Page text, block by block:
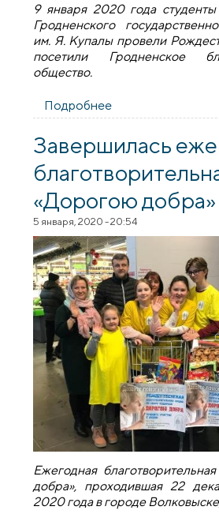
9 января 2020 года
Гродненского
им. Я. Купалы провели
посетили Гродненское
общество.
Подробнее
общежития №3
Завершилась
«Дорогою добра»
5 января, 2020 - 20:54
Ежегодная
добра», проходившая 22
2020 года в городе